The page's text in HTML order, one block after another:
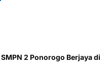
2 Ponorogo Berjaya di